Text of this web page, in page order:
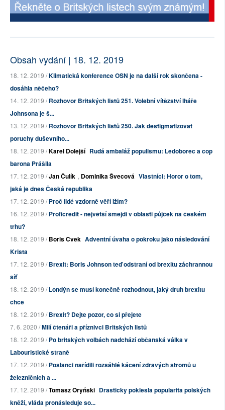
Obsah vydání | 18. 12. 2019
18. 12. 2019 /Klimatická konference OSN je na další rok skončena -
dosáhla něčeho?
14. 12. 2019 /Rozhovor Britských listů 251. Volební vítězství lháře
Johnsona je š...
13. 12. 2019 /Rozhovor Britských listů 250. Jak destigmatizovat
poruchy duševního...
18. 12. 2019 /Karel Dolejší Rudá ambaláž populismu: Ledoborec a cop
barona Prášila
17. 12. 2019 /Jan Čulík , Dominika Švecová Vlastníci: Horor o tom,
jaká je dnes Česká republika
17. 12. 2019 /Proč lidé vzdorně věří lžím?
16. 12. 2019 /Proficredit - největší šmejdi v oblasti půjček na českém
trhu?
18. 12. 2019 /Boris Cvek Adventní úvaha o pokroku jako následování
Krista
17. 12. 2019 /Brexit: Boris Johnson teď odstraní od brexitu záchrannou
síť
18. 12. 2019 /Londýn se musí konečně rozhodnout, jaký druh brexitu
chce
18. 12. 2019 /Brexit? Dejte pozor, co si přejete
7. 6. 2020 /Milí čtenáři a příznivci Britských listů
18. 12. 2019 /Po britských volbách nadchází občanská válka v
Labouristické straně
17. 12. 2019 /Poslanci nařídili rozsáhlé kácení zdravých stromů u
železničních a ...
17. 12. 2019 /Tomasz Oryński Drasticky poklesla popularita polských
kněží, vláda pronásleduje so...